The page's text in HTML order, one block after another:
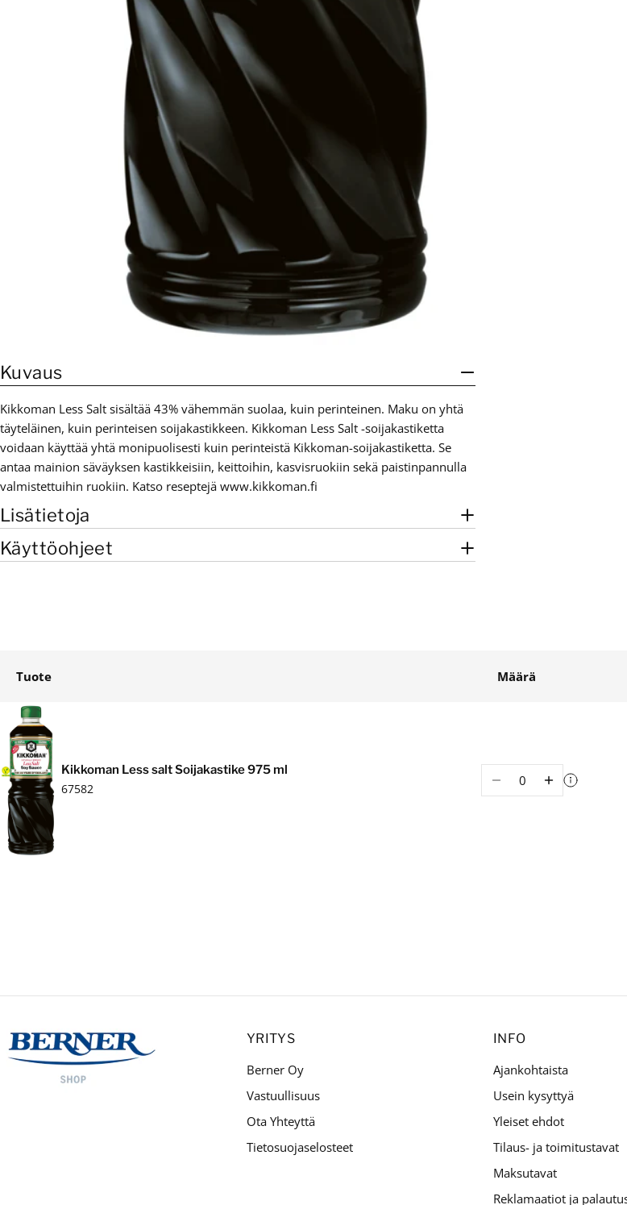
Kuvaus
Kikkoman Less Salt sisältää 43% vähemmän suolaa, kuin perinteinen. Maku on yhtä
täyteläinen, kuin perinteisen soijakastikkeen. Kikkoman Less Salt -soijakastiketta
voidaan käyttää yhtä monipuolisesti kuin perinteistä Kikkoman-soijakastiketta. Se
antaa mainion säväyksen kastikkeisiin, keittoihin, kasvisruokiin sekä paistinpannulla
valmistettuihin ruokiin. Katso reseptejä www.kikkoman.fi
Lisätietoja
Käyttöohjeet
Ostoskori
Tuote Määrä
Kikkoman Less salt Soijakastike 975 ml
67582
YRITYS
Berner Oy
Vastuullisuus
Ota Yhteyttä
Tietosuojaselosteet
INFO
Ajankohtaista
Usein kysyttyä
Yleiset ehdot
Tilaus- ja toimitustavat
Maksutavat
Reklamaatiot ja